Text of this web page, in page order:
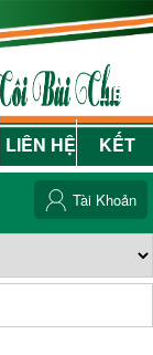
LIÊN HỆ
LIÊN
KẾT
Tài Khoản